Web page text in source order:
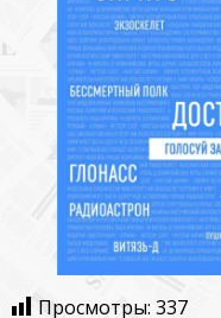
Просмотры: 337